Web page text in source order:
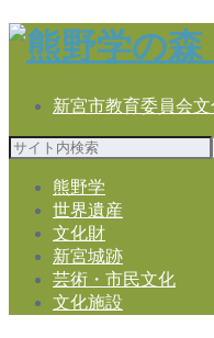
新宮市教育委員会
熊野学
世界遺産
文化財
新宮城跡
芸術・市民文化
文化施設